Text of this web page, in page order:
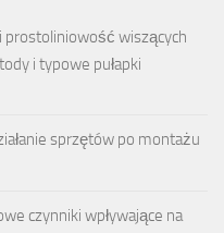
prostoliniowość wiszących
i typowe pułapki
sprzętów po montażu
czynniki wpływające na